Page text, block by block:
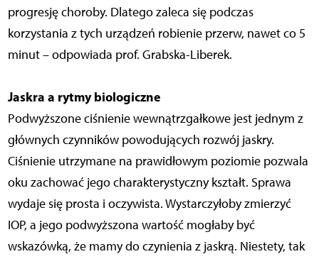
progresję choroby. Dlatego zaleca się podczas
korzystania z tych urządzeń robienie przerw, nawet co 5
minut – odpowiada prof. Grabska-Liberek.
Jaskra a rytmy biologiczne
Podwyższone ciśnienie wewnątrzgałkowe jest jednym z
głównych czynników powodujących rozwój jaskry.
Ciśnienie utrzymane na prawidłowym poziomie pozwala
oku zachować jego charakterystyczny kształt. Sprawa
wydaje się prosta i oczywista. Wystarczyłoby zmierzyć
IOP, a jego podwyższona wartość mogłaby być
wskazówką, że mamy do czynienia z jaskrą. Niestety, tak